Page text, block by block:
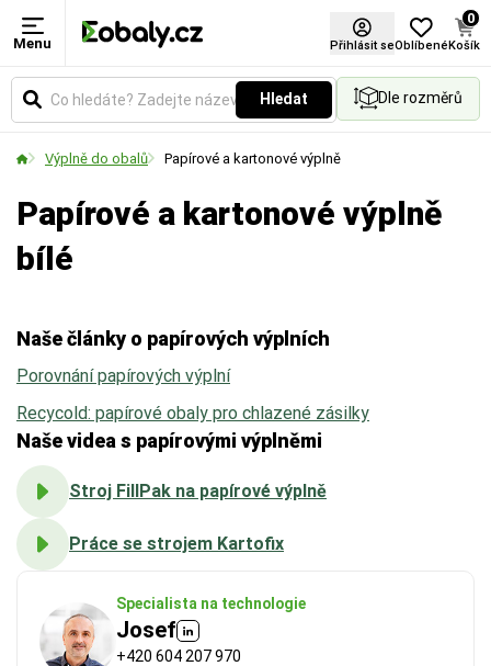
Menu Přihlásit seOblíbené
0
Košík
Hledat Dle rozměrů
Výplně do obalů Papírové a kartonové výplně
Papírové a kartonové výplně
bílé
Specialista na technologie
Josef
+420 604 207 970
Naše články o papírových výplních
Porovnání papírových výplní
Recycold: papírové obaly pro chlazené zásilky
Naše videa s papírovými výplněmi
Stroj FillPak na papírové výplně
Práce se strojem Kartofix
Materiál
Zvolte typ materiálu podle požadované pevnosti,
Barva
Vyberte si barevné provedení obalů a balicích
Certifikace FSC®